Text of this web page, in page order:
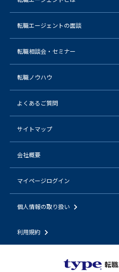
転職エージェントの面談
転職相談会・セミナー
転職ノウハウ
よくあるご質問
サイトマップ
会社概要
マイページログイン
個人情報の取り扱い
利用規約